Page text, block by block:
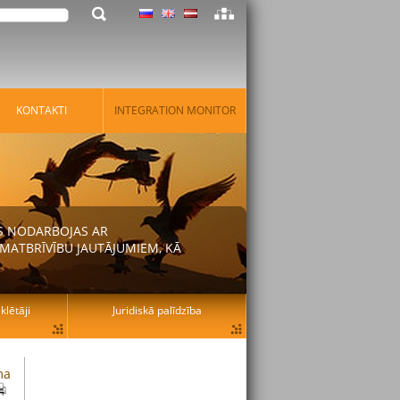
KONTAKTI INTEGRATION MONITOR
NODARBOJAS AR
JAUTĀJUMIEM, KĀ
Juridiskā palīdzība